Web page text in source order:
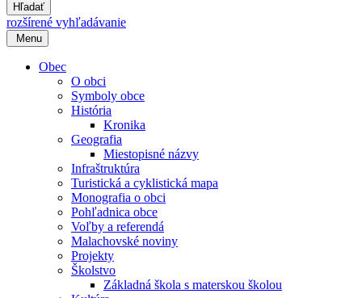
Hľadať
rozšírené vyhľadávanie
Menu
Obec
O obci
Symboly obce
História
Kronika
Geografia
Miestopisné názvy
Infraštruktúra
Turistická a cyklistická mapa
Monografia o obci
Pohľadnica obce
Voľby a referendá
Malachovské noviny
Projekty
Školstvo
Základná škola s materskou školou